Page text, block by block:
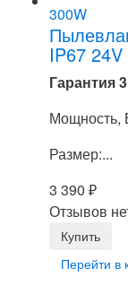
IP67
Гарантия
Мощность,
Размер:...
3 390 ₽
Отзывов
Перейти в